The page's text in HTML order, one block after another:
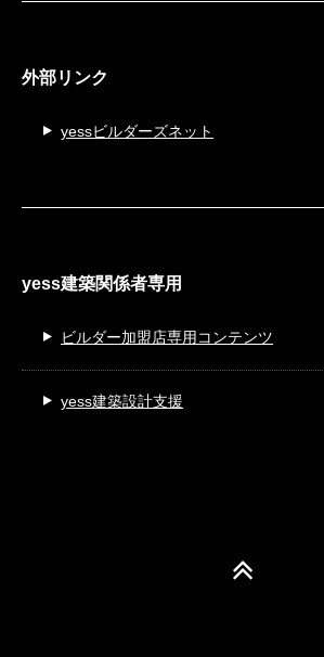
外部リンク
yessビルダーズネット
yess建築関係者専用
ビルダー加盟店専用コンテンツ
yess建築設計支援